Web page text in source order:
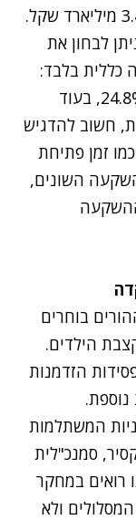
לבחון את
כללית בלבד:
אנליסט מציגה יחס של 35.4%, הראל 24.8%, בעוד
בלבד. עם זאת, חשוב להדגיש
זמן פתיחת
השונים,
שעולה מהדוח: רק 58% מההורים בוחרים
מקצבת הילדים.
הזדמנות
נוספת.
המשתלמות
סמנכ"לית
רואים במחקר
ולא